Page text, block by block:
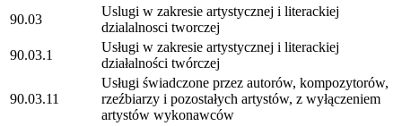
90.03
Uslugi w zakresie artystycznej i literackiej
dzialalnosci tworczej
90.03.1
Usługi w zakresie artystycznej i literackiej
działalności twórczej
90.03.11
Usługi świadczone przez autorów, kompozytorów,
rzeźbiarzy i pozostałych artystów, z wyłączeniem
artystów wykonawców